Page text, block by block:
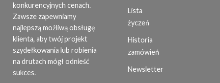
konkurencyjnych cenach.
Zawsze zapewniamy
najlepszą możliwą obsługę
klienta, aby twój projekt
szydełkowania lub robienia
na drutach mógł odnieść
sukces.
Lista
życzeń
Historia
zamówień
Newsletter